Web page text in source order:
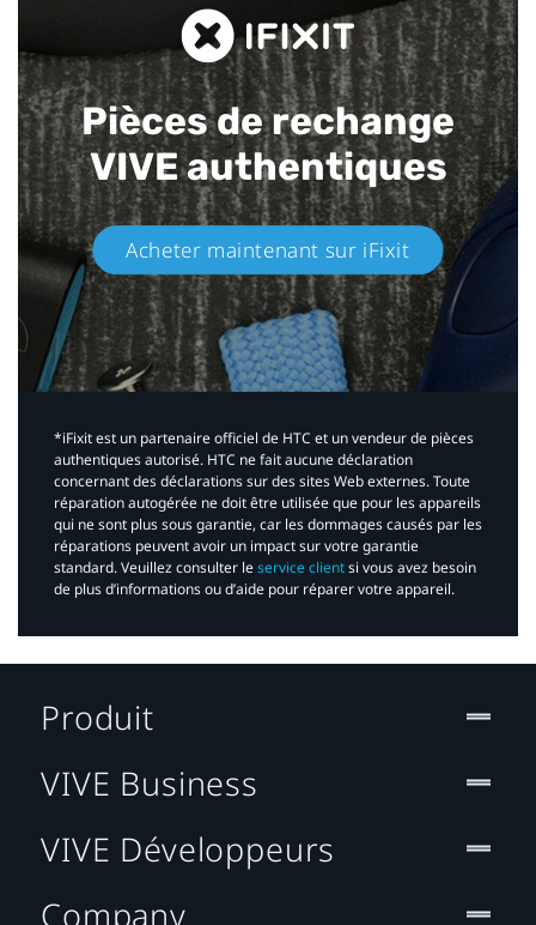
Pièces de rechange
VIVE authentiques​
Acheter maintenant sur iFixit​
*iFixit est un partenaire officiel de HTC et un vendeur de pièces
authentiques autorisé. HTC ne fait aucune déclaration
concernant des déclarations sur des sites Web externes. Toute
réparation autogérée ne doit être utilisée que pour les appareils
qui ne sont plus sous garantie, car les dommages causés par les
réparations peuvent avoir un impact sur votre garantie
standard. Veuillez consulter leservice clientsi vous avez besoin
de plus d’informations ou d’aide pour réparer votre appareil.​
Produit
VIVE Business
VIVE Développeurs
Company